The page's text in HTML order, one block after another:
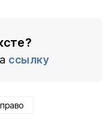
ссылку